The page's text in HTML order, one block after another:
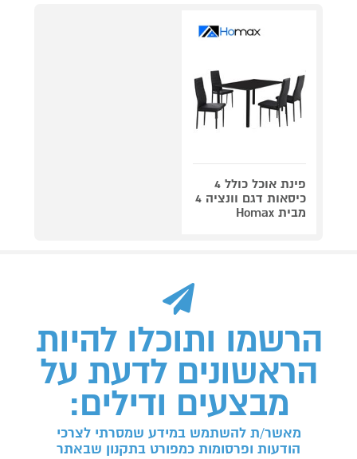
פינת אוכל כולל 4
כיסאות דגם וונציה 4
מבית Homax
הרשמו ותוכלו להיות
הראשונים לדעת על
מבצעים ודילים:
מאשר/ת להשתמש במידע שמסרתי לצרכי
הודעות ופרסומות כמפורט בתקנון שבאתר